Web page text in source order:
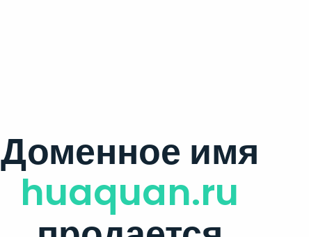
Доменное имя
huaquan.ru